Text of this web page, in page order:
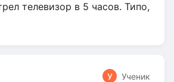
телевизор в 5 часов. Типо,
У Ученик